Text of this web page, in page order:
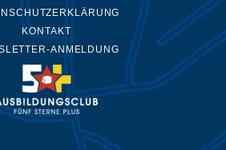
KONTAKT
ANMELDUNG